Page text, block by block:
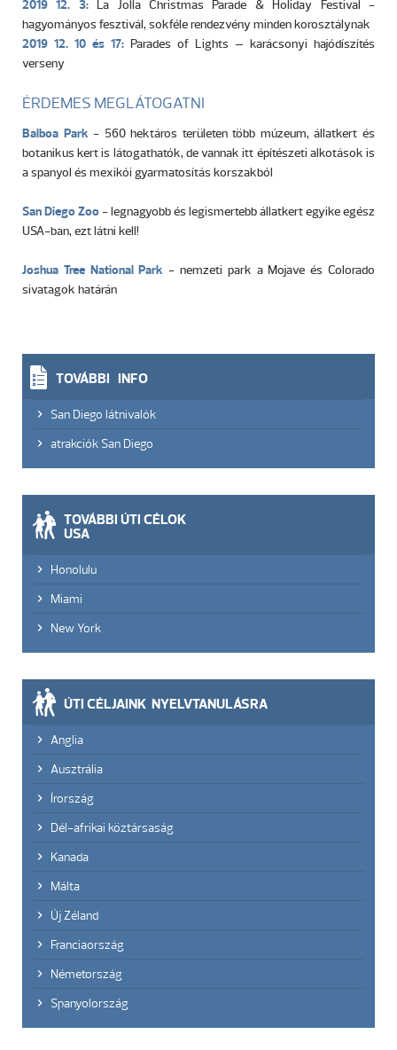
2019 12. 3:La Jolla Christmas Parade & Holiday Festival -
hagyományos fesztivál, sokféle rendezvény minden korosztálynak
2019 12. 10 és 17: Parades of Lights – karácsonyi hajódíszítés
verseny
ÉRDEMES MEGLÁTOGATNI
Balboa Park - 560 hektáros területen több múzeum, állatkert és
botanikus kert is látogathatók, de vannak itt építészeti alkotások is
a spanyol és mexikói gyarmatosítás korszakból
San Diego Zoo- legnagyobb és legismertebb állatkert egyike egész
USA-ban, ezt látni kell!
Joshua Tree National Park - nemzeti park a Mojave és Colorado
sivatagok határán
TOVÁBBI INFO
San Diego látnivalók
atrakciók San Diego
TOVÁBBI ÚTI CÉLOK
USA
Honolulu
Miami
New York
ÚTI CÉLJAINK NYELVTANULÁSRA
Anglia
Ausztrália
Írország
Dél-afrikai köztársaság
Kanada
Málta
Új Zéland
Franciaország
Németország
Spanyolország